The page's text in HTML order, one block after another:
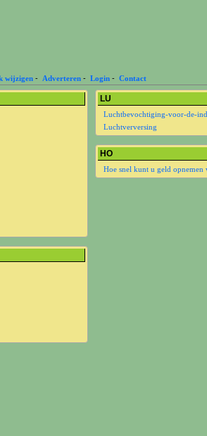
wijzigen - Adverteren - Login - Contact
LU
Luchtbevochtiging-voor-de-
Luchtverversing
HO
Hoe snel kunt u geld opnemen